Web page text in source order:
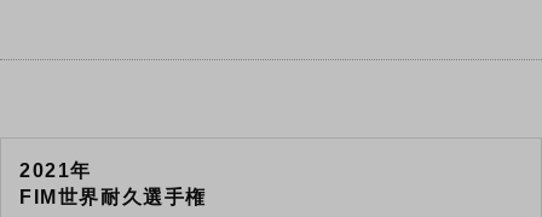
2021年
FIM世界耐久選手権